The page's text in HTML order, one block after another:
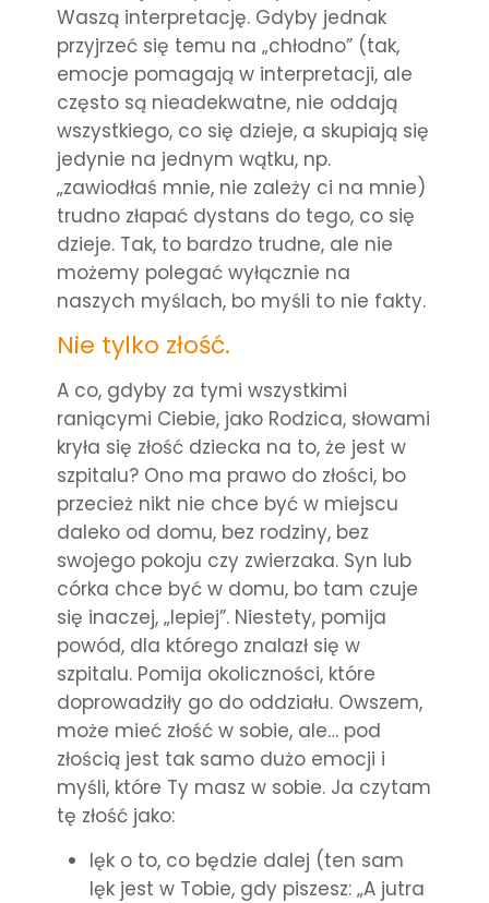
Waszą interpretację. Gdyby jednak
przyjrzeć się temu na „chłodno” (tak,
emocje pomagają w interpretacji, ale
często są nieadekwatne, nie oddają
wszystkiego, co się dzieje, a skupiają się
jedynie na jednym wątku, np.
„zawiodłaś mnie, nie zależy ci na mnie)
trudno złapać dystans do tego, co się
dzieje. Tak, to bardzo trudne, ale nie
możemy polegać wyłącznie na
naszych myślach, bo myśli to nie fakty.
Nie tylko złość.
A co, gdyby za tymi wszystkimi
raniącymi Ciebie, jako Rodzica, słowami
kryła się złość dziecka na to, że jest w
szpitalu? Ono ma prawo do złości, bo
przecież nikt nie chce być w miejscu
daleko od domu, bez rodziny, bez
swojego pokoju czy zwierzaka. Syn lub
córka chce być w domu, bo tam czuje
się inaczej, „lepiej”. Niestety, pomija
powód, dla którego znalazł się w
szpitalu. Pomija okoliczności, które
doprowadziły go do oddziału. Owszem,
może mieć złość w sobie, ale… pod
złością jest tak samo dużo emocji i
myśli, które Ty masz w sobie. Ja czytam
tę złość jako:
lęk o to, co będzie dalej (ten sam
lęk jest w Tobie, gdy piszesz: „A jutra